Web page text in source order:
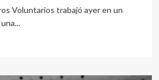
Voluntarios trabajó ayer en un